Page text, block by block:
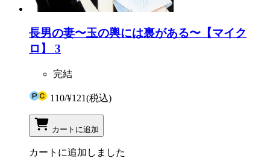
長男の妻〜玉の輿には裏がある〜【マイク
ロ】 3
完結
110/¥121(税込)
カートに追加
カートに追加しました